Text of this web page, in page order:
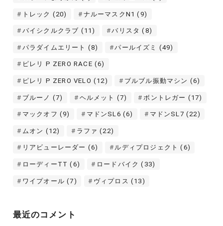
トレック (20) ナルーマスクN1 (9)
バイシクルクラブ (11) バリスタ (8)
パラダイムエリート (8) パールイズミ (49)
ピレリ P ZERO RACE (6)
ピレリ P ZERO VELO (12) ブルブル振動マシン (6)
ブルーノ (7) ヘルメット (7) ボントレガー (17)
マックオフ (9) マドンSL6 (6) マドンSL7 (22)
ムオン (12) ラファ (22)
リアビューレーダー (6) ルディプロジェクト (6)
ローディーTT (6) ロードバイク (33)
ワイプオール (7) ヴィプロス (13)
最近のコメント